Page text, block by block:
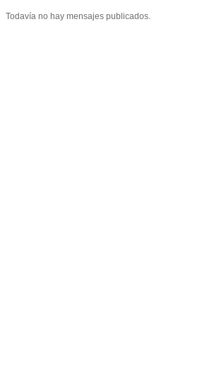
Todavía no hay mensajes publicados.